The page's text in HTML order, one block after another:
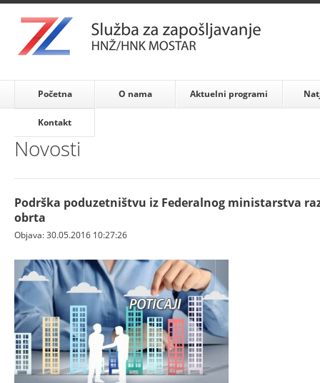
Početna O nama Aktuelni programi
Kontakt
Novosti
Podrška poduzetništvu iz Federalnog ministarstva
obrta
Objava: 30.05.2016 10:27:26